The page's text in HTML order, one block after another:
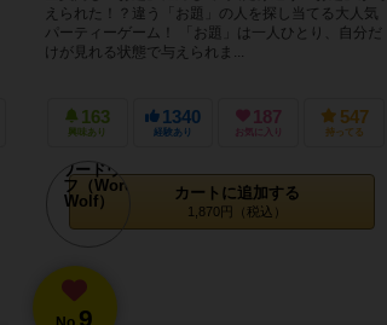
えられた！？違う「お題」の人を探し当てる大人気
パーティーゲーム！ 「お題」は一人ひとり、自分だ
けが見れる状態で与えられま...
163
興味あり
1340
経験あり
187
お気に入り
547
持ってる
カートに追加する
1,870円（税込）
9